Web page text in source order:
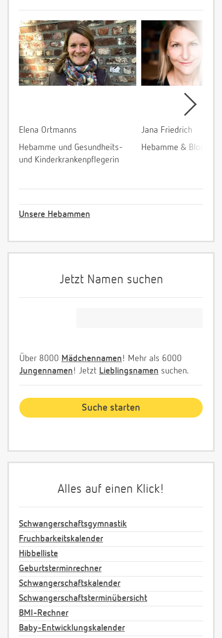
Elena Ortmanns
Hebamme und Gesundheits-
und Kinderkrankenpflegerin
Jana Friedrich
Hebamme &
Unsere Hebammen
Jetzt Namen suchen
Über 8000 Mädchennamen! Mehr als 6000
Jungennamen! Jetzt Lieblingsnamen suchen.
Alles auf einen Klick!
Schwangerschaftsgymnastik
Fruchbarkeitskalender
Hibbelliste
Geburtsterminrechner
Schwangerschaftskalender
Schwangerschaftsterminübersicht
BMI-Rechner
Baby-Entwicklungskalender